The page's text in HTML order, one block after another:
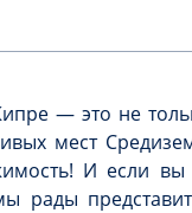
— это не
мест
И если
рады